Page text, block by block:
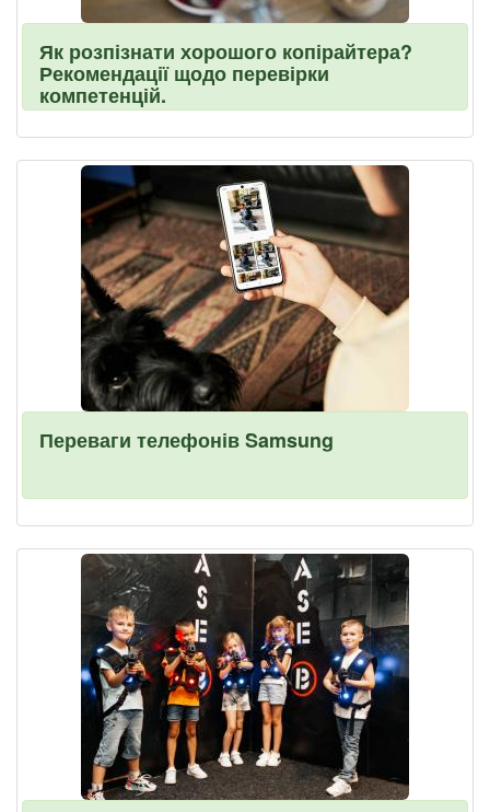
Як розпізнати хорошого копірайтера?
Рекомендації щодо перевірки
компетенцій.
Переваги телефонів Samsung